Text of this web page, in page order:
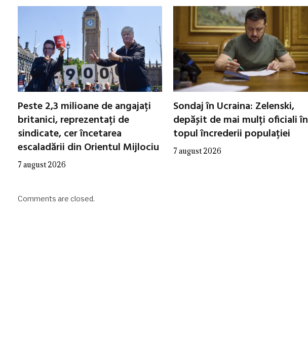
Peste 2,3 milioane de angajați
britanici, reprezentați de
sindicate, cer încetarea
escaladării din Orientul Mijlociu
7 august 2026
Sondaj în Ucraina: Zelenski,
depășit de mai mulți oficiali în
topul încrederii populației
7 august 2026
Comments are closed.